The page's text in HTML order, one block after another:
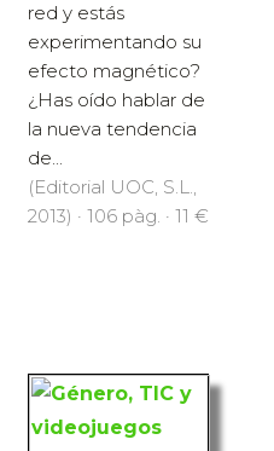
red y estás
experimentando su
efecto magnético?
¿Has oído hablar de
la nueva tendencia
de...
(Editorial UOC, S.L.,
2013) · 106 pàg. · 11 €